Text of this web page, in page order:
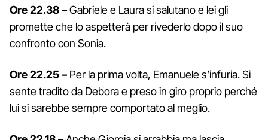
Ore 22.38 –Gabriele e Laura si salutano e lei gli
promette che lo aspetterà per rivederlo dopo il suo
confronto con Sonia.
Ore 22.25 – Per la prima volta, Emanuele s’infuria. Si
sente tradito da Debora e preso in giro proprio perché
lui si sarebbe sempre comportato al meglio.